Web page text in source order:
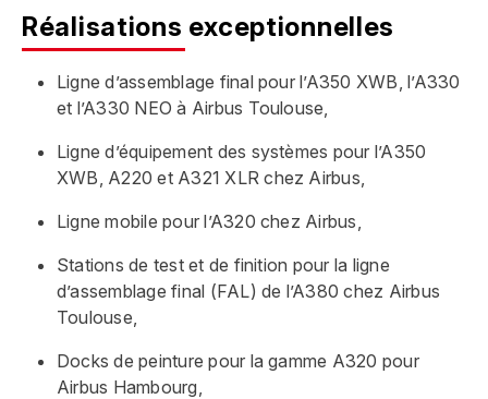
Réalisations exceptionnelles
Ligne d’assemblage final pour l’A350 XWB, l’A330
et l’A330 NEO à Airbus Toulouse,
Ligne d’équipement des systèmes pour l’A350
XWB, A220 et A321 XLR chez Airbus,
Ligne mobile pour l’A320 chez Airbus,
Stations de test et de finition pour la ligne
d’assemblage final (FAL) de l’A380 chez Airbus
Toulouse,
Docks de peinture pour la gamme A320 pour
Airbus Hambourg,